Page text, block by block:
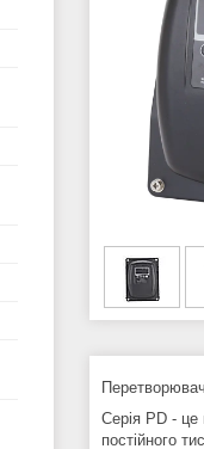
Серія PD - це
постійного